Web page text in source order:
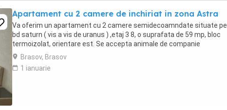
Apartament cu 2 camere de inchiriat in zona Astra
Va oferim un apartament cu 2 camere semidecoamndate situate pe
bd saturn ( vis a vis de uranus ) ,etaj 3 8, o suprafata de 59 mp, bloc
termoizolat, orientare est. Se accepta animale de companie
Brasov, Brasov
1 ianuarie